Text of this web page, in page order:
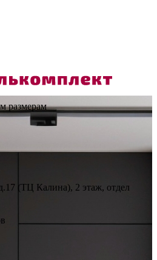
размерам
(ТЦ Калина), 2 этаж, отдел